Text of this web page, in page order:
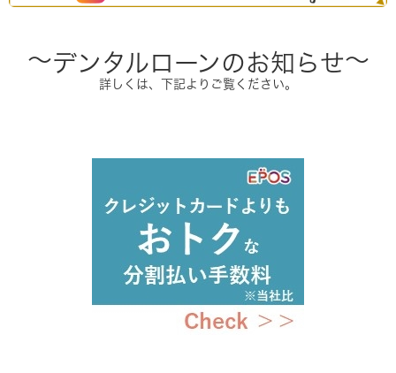
～デンタルローンのお知らせ～
詳しくは、下記よりご覧ください。